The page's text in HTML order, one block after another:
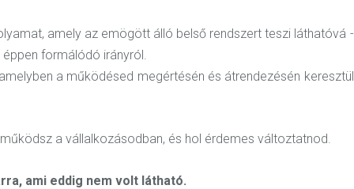
amely az emögött álló belső rendszert teszi láthatóvá -
formálódó irányról.
a működésed megértésén és átrendezésén keresztül
a vállalkozásodban, és hol érdemes változtatnod.
ami eddig nem volt látható.